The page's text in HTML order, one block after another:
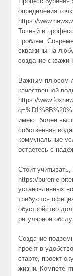
определения
https://
Точный и
проблем.
скважины на
создание
Важным плюсом
качественной
https://
имеют более
собственная
коммунальные
остаетесь с
Стоит
https://burenie-
установленных
требуются
обустройство
регулярное
Создание
проект в
старте, проект
жизни.